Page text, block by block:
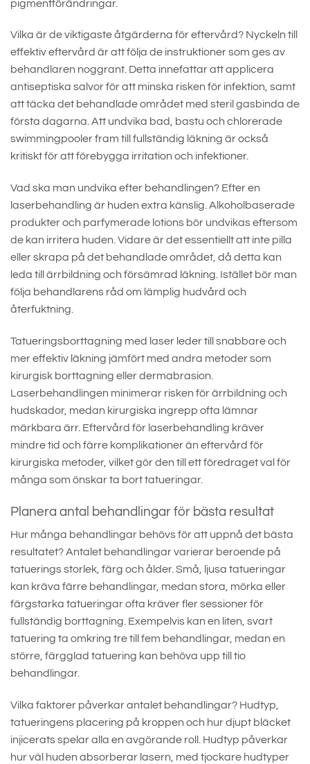
pigmentförändringar.
Vilka är de viktigaste åtgärderna för eftervård? Nyckeln till
effektiv eftervård är att följa de instruktioner som ges av
behandlaren noggrant. Detta innefattar att applicera
antiseptiska salvor för att minska risken för infektion, samt
att täcka det behandlade området med steril gasbinda de
första dagarna. Att undvika bad, bastu och chlorerade
swimmingpooler fram till fullständig läkning är också
kritiskt för att förebygga irritation och infektioner.
Vad ska man undvika efter behandlingen? Efter en
laserbehandling är huden extra känslig. Alkoholbaserade
produkter och parfymerade lotions bör undvikas eftersom
de kan irritera huden. Vidare är det essentiellt att inte pilla
eller skrapa på det behandlade området, då detta kan
leda till ärrbildning och försämrad läkning. Istället bör man
följa behandlarens råd om lämplig hudvård och
återfuktning.
Tatueringsborttagning med laser leder till snabbare och
mer effektiv läkning jämfört med andra metoder som
kirurgisk borttagning eller dermabrasion.
Laserbehandlingen minimerar risken för ärrbildning och
hudskador, medan kirurgiska ingrepp ofta lämnar
märkbara ärr. Eftervård för laserbehandling kräver
mindre tid och färre komplikationer än eftervård för
kirurgiska metoder, vilket gör den till ett föredraget val för
många som önskar ta bort tatueringar.
Planera antal behandlingar för bästa resultat
Hur många behandlingar behövs för att uppnå det bästa
resultatet? Antalet behandlingar varierar beroende på
tatuerings storlek, färg och ålder. Små, ljusa tatueringar
kan kräva färre behandlingar, medan stora, mörka eller
färgstarka tatueringar ofta kräver fler sessioner för
fullständig borttagning. Exempelvis kan en liten, svart
tatuering ta omkring tre till fem behandlingar, medan en
större, färgglad tatuering kan behöva upp till tio
behandlingar.
Vilka faktorer påverkar antalet behandlingar? Hudtyp,
tatueringens placering på kroppen och hur djupt bläcket
injicerats spelar alla en avgörande roll. Hudtyp påverkar
hur väl huden absorberar lasern, med tjockare hudtyper